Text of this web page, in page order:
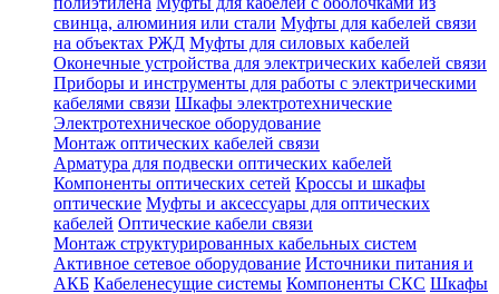
свинца, алюминия или стали Муфты для кабелей связи
на объектах РЖД Муфты для силовых кабелей
Оконечные устройства для электрических кабелей связи
Приборы и инструменты для работы с электрическими
кабелями связи Шкафы электротехнические
Электротехническое оборудование
Монтаж оптических кабелей связи
Арматура для подвески оптических кабелей
Компоненты оптических сетей Кроссы и шкафы
оптические Муфты и аксессуары для оптических
кабелей Оптические кабели связи
Монтаж структурированных кабельных систем
Активное сетевое оборудование Источники питания и
АКБ Кабеленесущие системы Компоненты СКС Шкафы